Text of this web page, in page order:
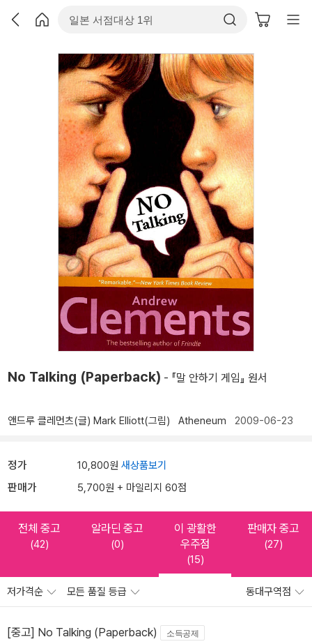
No Talking (Paperback) - 『말 안하기 게임』 원서
앤드루 클레먼츠(글) Mark Elliott(그림) Atheneum 2009-06-23
정가 10,800원 새상품보기
판매가 5,700원 + 마일리지 60점
전체 중고
(42)
알라딘 중고
(0)
이 광활한
우주점
(15)
판매자 중고
(27)
저가격순 모든 품질 등급 동대구역점
[중고] No Talking (Paperback) 소득공제